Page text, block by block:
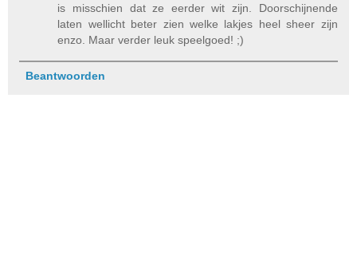
is misschien dat ze eerder wit zijn. Doorschijnende
laten wellicht beter zien welke lakjes heel sheer zijn
enzo. Maar verder leuk speelgoed! ;)
Beantwoorden